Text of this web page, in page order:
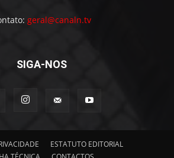
geral@canaln.tv
SIGA-NOS
ESTATUTO EDITORIAL